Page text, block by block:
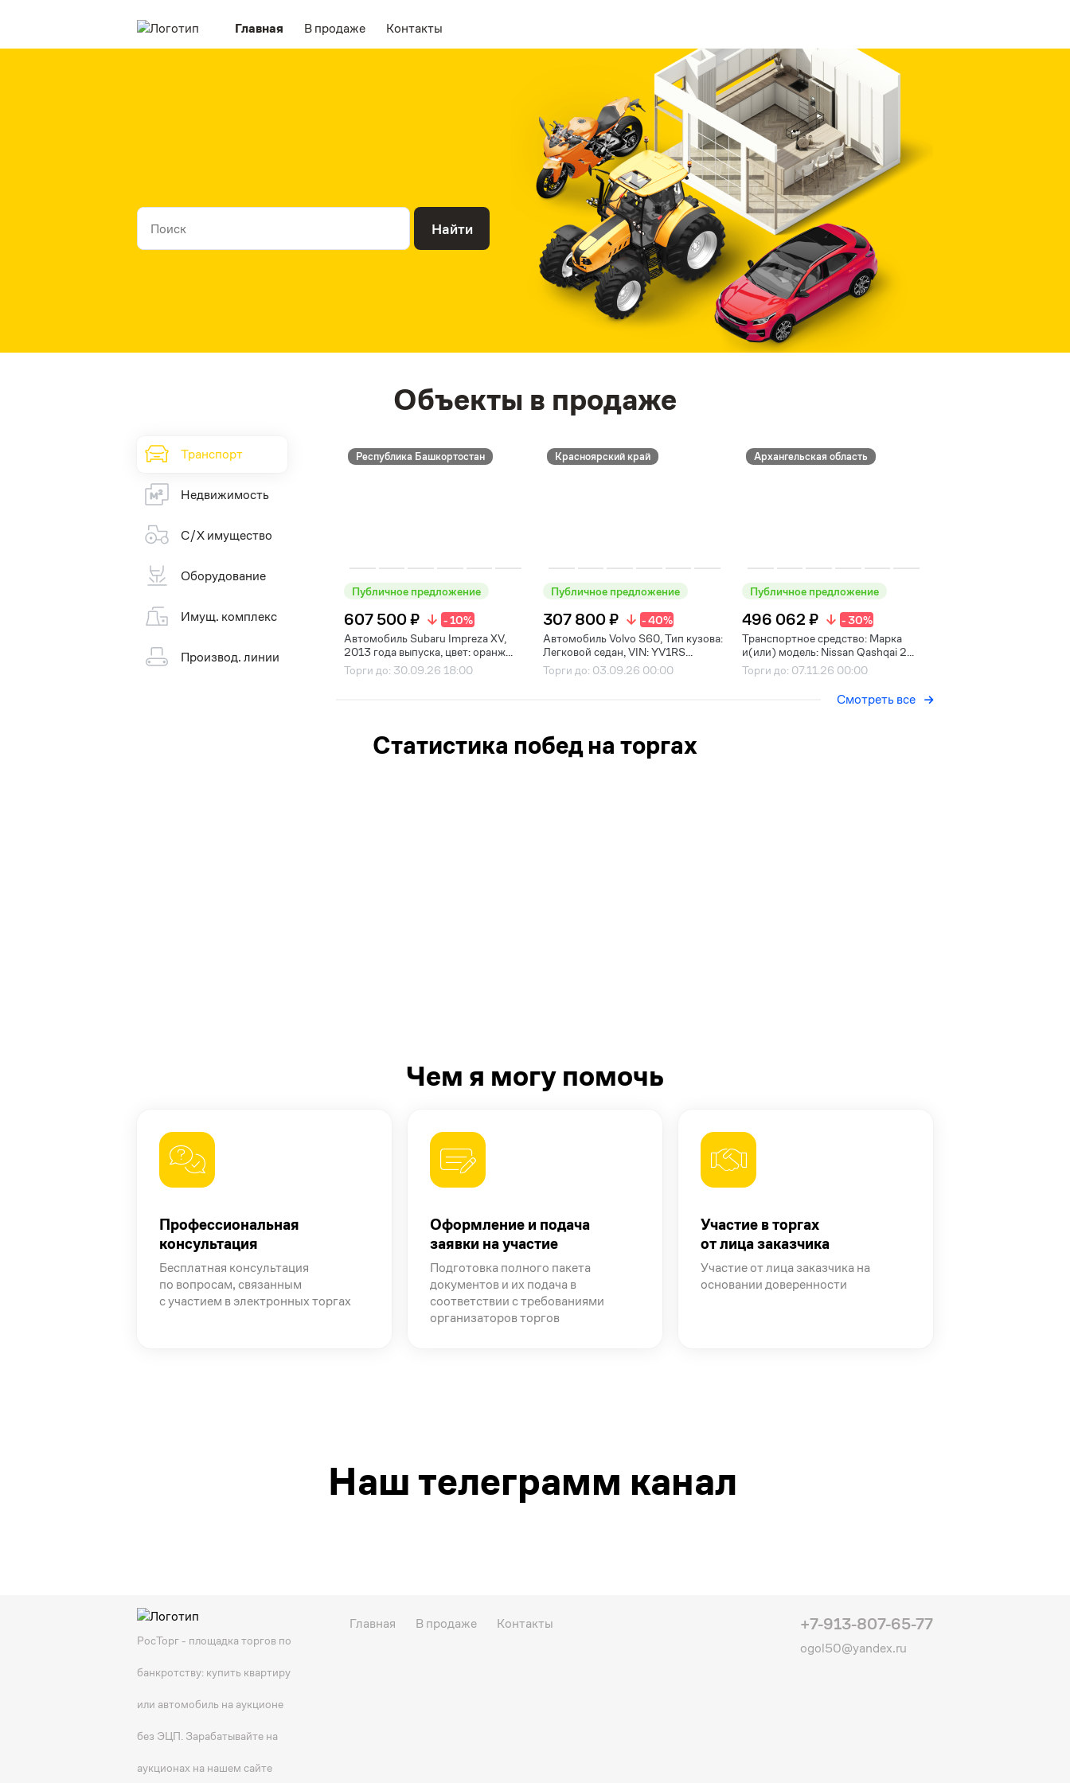
Главная В продаже Контакты
Найти
Объекты в продаже
Транспорт
Недвижимость
С/Х имущество
Оборудование
Имущ. комплекс
Производ. линии
Республика Башкортостан
Публичное предложение
607 500 ₽
- 10%
Автомобиль Subaru Impreza XV,
2013 года выпуска, цвет: оранж...
Торги до: 30.09.26 18:00
Красноярский край
Публичное предложение
307 800 ₽
- 40%
Автомобиль Volvo S60, Тип кузова:
Легковой седан, VIN: YV1RS...
Торги до: 03.09.26 00:00
Архангельская область
Публичное предложение
496 062 ₽
- 30%
Транспортное средство: Марка
и(или) модель: Nissan Qashqai 2...
Торги до: 07.11.26 00:00
Смотреть все
Статистика побед на торгах
Чем я могу помочь
Профессиональная
консультация
Бесплатная консультация
по вопросам, связанным
с участием в электронных торгах
Оформление и подача
заявки на участие
Подготовка полного пакета
документов и их подача в
соответствии с требованиями
организаторов торгов
Участие в торгах
от лица заказчика
Участие от лица заказчика на
основании доверенности
Наш телеграмм канал
РосТорг - площадка торгов по
банкротству: купить квартиру
или автомобиль на аукционе
без ЭЦП. Зарабатывайте на
аукционах на нашем сайте
Главная В продаже Контакты +7-913-807-65-77
ogol50@yandex.ru